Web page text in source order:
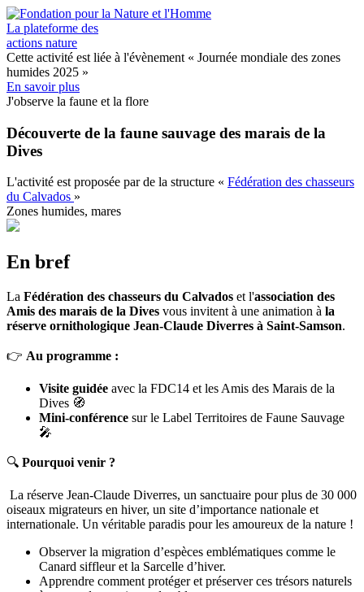
Aller
au
contenu
principal
La plateforme des
actions nature
Cette activité est liée à l'évènement « Journée mondiale des zones
humides 2025 »
En savoir plus
J'observe la faune et la flore
Découverte de la faune sauvage des marais de la
Dives
L'activité est proposée parde la structure « Fédération des chasseurs
du Calvados »
Zones humides, mares
En bref
La Fédération des chasseurs du Calvados et l'association des
Amis des marais de la Dives vous invitent à une animation à la
réserve ornithologique Jean-Claude Diverres à Saint-Samson.
👉 Au programme :
Visite guidée avec la FDC14 et les Amis des Marais de la
Dives 🧭
Mini-conférence sur le Label Territoires de Faune Sauvage
🎤
🔍 Pourquoi venir ?
La réserve Jean-Claude Diverres, un sanctuaire pour plus de 30 000
oiseaux migrateurs en hiver, un site d’importance nationale et
internationale. Un véritable paradis pour les amoureux de la nature !
Observer la migration d’espèces emblématiques comme le
Canard siffleur et la Sarcelle d’hiver.
Apprendre comment protéger et préserver ces trésors naturels